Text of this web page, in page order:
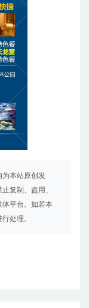
为本站原创发
复制、盗用、
体平台。如若本
处理。